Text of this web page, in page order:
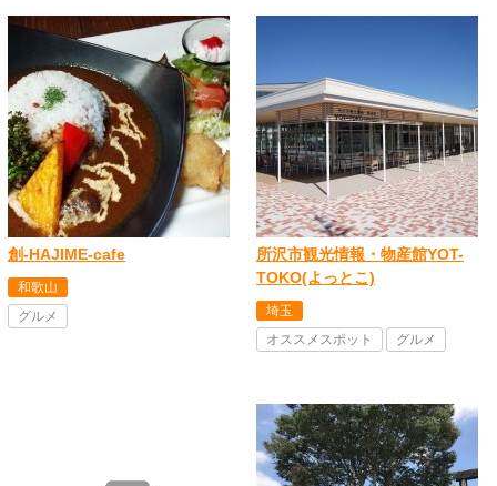
創-HAJIME-cafe
和歌山
グルメ
所沢市観光情報・物産館YOT-
TOKO(よっとこ)
埼玉
オススメスポット
グルメ